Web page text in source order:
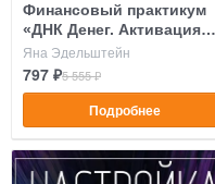
Финансовый практикум
«ДНК Денег. Активация
вашего денежного гена за
7 дней»
Яна Эдельштейн
797 ₽5 555 ₽
Подробнее